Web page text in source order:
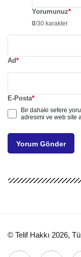
Yorumunuz*
0/30 karakter
Ad*
E-Posta*
Bir dahaki sefere
adresimi ve web site
Yorum Gönder
© Telif Hakkı 2026,